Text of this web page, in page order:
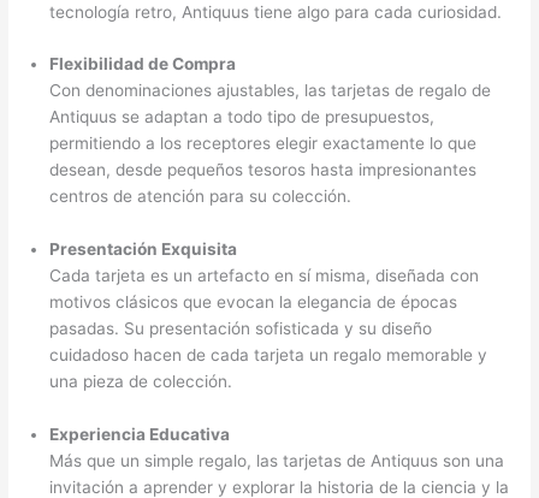
tecnología retro, Antiquus tiene algo para cada curiosidad.
Flexibilidad de Compra
Con denominaciones ajustables, las tarjetas de regalo de
Antiquus se adaptan a todo tipo de presupuestos,
permitiendo a los receptores elegir exactamente lo que
desean, desde pequeños tesoros hasta impresionantes
centros de atención para su colección.
Presentación Exquisita
Cada tarjeta es un artefacto en sí misma, diseñada con
motivos clásicos que evocan la elegancia de épocas
pasadas. Su presentación sofisticada y su diseño
cuidadoso hacen de cada tarjeta un regalo memorable y
una pieza de colección.
Experiencia Educativa
Más que un simple regalo, las tarjetas de Antiquus son una
invitación a aprender y explorar la historia de la ciencia y la